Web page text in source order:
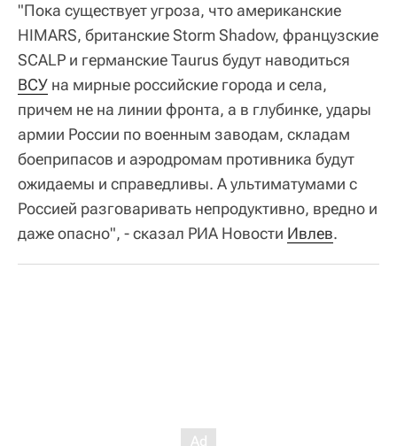
"Пока существует угроза, что американские
HIMARS, британские Storm Shadow, французские
SCALP и германские Taurus будут наводиться
ВСУ на мирные российские города и села,
причем не на линии фронта, а в глубинке, удары
армии России по военным заводам, складам
боеприпасов и аэродромам противника будут
ожидаемы и справедливы. А ультиматумами с
Россией разговаривать непродуктивно, вредно и
даже опасно", - сказал РИА Новости Ивлев.